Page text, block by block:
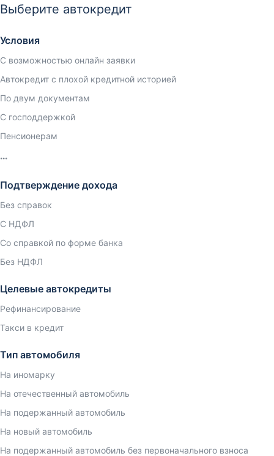
Выберите автокредит
Условия
С возможностью онлайн заявки
Автокредит с плохой кредитной историей
По двум документам
С господдержкой
Пенсионерам
Подтверждение дохода
Без справок
С НДФЛ
Со справкой по форме банка
Без НДФЛ
Целевые автокредиты
Рефинансирование
Такси в кредит
Тип автомобиля
На иномарку
На отечественный автомобиль
На подержанный автомобиль
На новый автомобиль
На подержанный автомобиль без первоначального взноса